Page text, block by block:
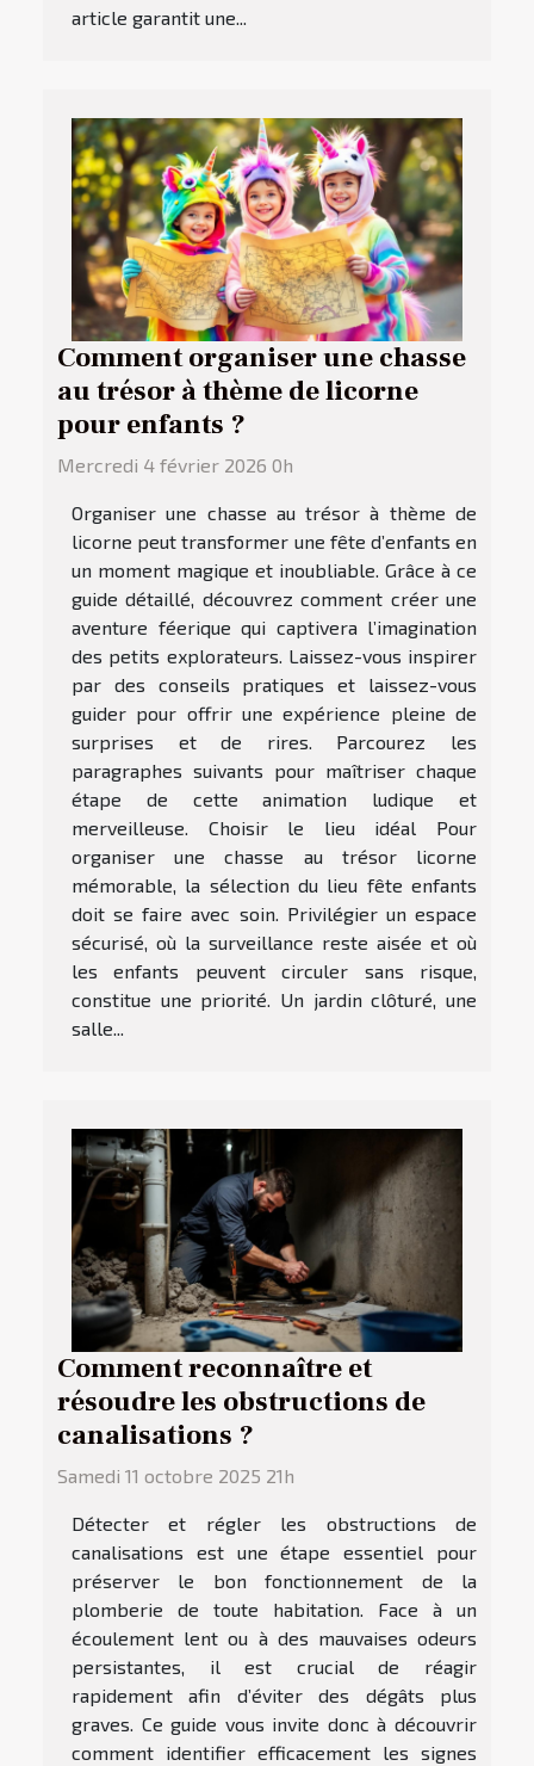
article garantit une...
Comment organiser une chasse
au trésor à thème de licorne
pour enfants ?
Mercredi 4 février 2026 0h
Organiser une chasse au trésor à thème de
licorne peut transformer une fête d’enfants en
un moment magique et inoubliable. Grâce à ce
guide détaillé, découvrez comment créer une
aventure féerique qui captivera l’imagination
des petits explorateurs. Laissez-vous inspirer
par des conseils pratiques et laissez-vous
guider pour offrir une expérience pleine de
surprises et de rires. Parcourez les
paragraphes suivants pour maîtriser chaque
étape de cette animation ludique et
merveilleuse. Choisir le lieu idéal Pour
organiser une chasse au trésor licorne
mémorable, la sélection du lieu fête enfants
doit se faire avec soin. Privilégier un espace
sécurisé, où la surveillance reste aisée et où
les enfants peuvent circuler sans risque,
constitue une priorité. Un jardin clôturé, une
salle...
Comment reconnaître et
résoudre les obstructions de
canalisations ?
Samedi 11 octobre 2025 21h
Détecter et régler les obstructions de
canalisations est une étape essentiel pour
préserver le bon fonctionnement de la
plomberie de toute habitation. Face à un
écoulement lent ou à des mauvaises odeurs
persistantes, il est crucial de réagir
rapidement afin d’éviter des dégâts plus
graves. Ce guide vous invite donc à découvrir
comment identifier efficacement les signes